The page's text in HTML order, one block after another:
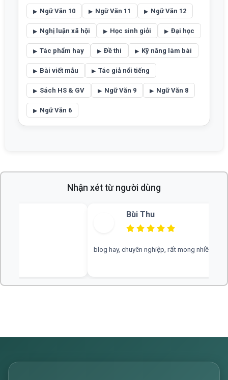
Ngữ Văn 10 Ngữ Văn 11 Ngữ Văn 12
Nghị luận xã hội Học sinh giỏi Đại học
Tác phẩm hay Đề thi Kỹ năng làm bài
Bài viết mẫu Tác giả nổi tiếng
Sách HS & GV Ngữ Văn 9 Ngữ Văn 8
Ngữ Văn 6
Nhận xét từ người dùng
blog hay, chuyên nghiệp, rất mong nhiều đáp án hơn web hay,